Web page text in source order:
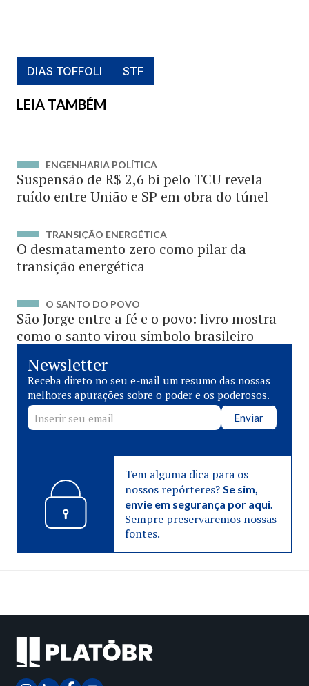
DIAS TOFFOLI STF
LEIA TAMBÉM
ENGENHARIA POLÍTICA
Suspensão de R$ 2,6 bi pelo TCU revela
ruído entre União e SP em obra do túnel
TRANSIÇÃO ENERGÉTICA
O desmatamento zero como pilar da
transição energética
O SANTO DO POVO
São Jorge entre a fé e o povo: livro mostra
como o santo virou símbolo brasileiro
Newsletter
Receba direto no seu e-mail um resumo das nossas
melhores apurações sobre o poder e os poderosos.
Enviar
Tem alguma dica para os
nossos repórteres? Se sim,
envie em segurança por aqui.
Sempre preservaremos nossas
fontes.